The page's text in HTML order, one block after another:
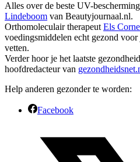
Alles over de beste UV-
Lindeboom van Beautyjournaal.nl.
Orthomoleculair therapeut Els
voedingsmiddelen echt gezond
vetten.
Verder hoor je het laatste
hoofdredacteur van
Help anderen gezonder te worden:
Facebook